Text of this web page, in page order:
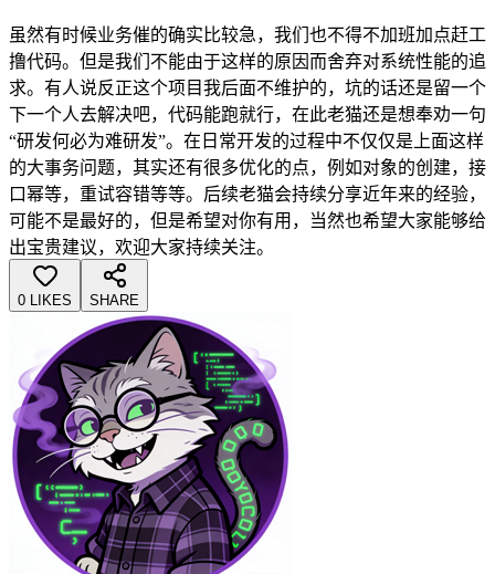
虽然有时候业务催的确实比较急，我们也不得不加班加点赶工
撸代码。但是我们不能由于这样的原因而舍弃对系统性能的追
求。有人说反正这个项目我后面不维护的，坑的话还是留一个
下一个人去解决吧，代码能跑就行，在此老猫还是想奉劝一句
“研发何必为难研发”。在日常开发的过程中不仅仅是上面这样
的大事务问题，其实还有很多优化的点，例如对象的创建，接
口幂等，重试容错等等。后续老猫会持续分享近年来的经验，
可能不是最好的，但是希望对你有用，当然也希望大家能够给
出宝贵建议，欢迎大家持续关注。
0 LIKES SHARE